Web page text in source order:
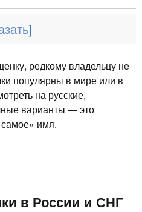
]
редкому владельцу не
популярны в мире или в
на русские,
варианты — это
имя.
в России и СНГ